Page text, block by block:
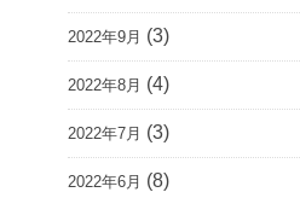
2022年9月 (3)
2022年8月 (4)
2022年7月 (3)
2022年6月 (8)